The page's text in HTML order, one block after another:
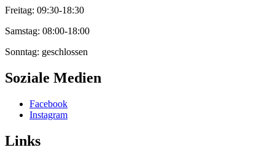
Freitag: 09:30-18:30
Samstag: 08:00-18:00
Sonntag: geschlossen
Soziale Medien
Facebook
Instagram
Links